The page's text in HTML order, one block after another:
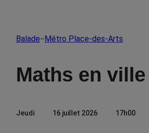
À propos
Location de salles
Balade–Métro Place-des-Arts
Maths en ville
Jeudi 16 juillet 2026 17h00